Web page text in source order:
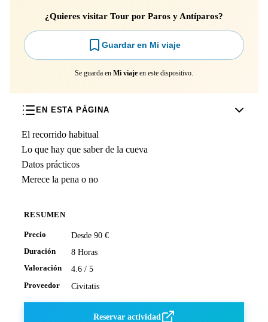
¿Quieres visitar Tour por Paros y Antíparos?
Guardar en Mi viaje
Se guarda en Mi viaje en este dispositivo.
EN ESTA PÁGINA
El recorrido habitual
Lo que hay que saber de la cueva
Datos prácticos
Merece la pena o no
RESUMEN
Precio Desde 90 €
Duración 8 Horas
Valoración 4.6 / 5
Proveedor Civitatis
Reservar actividad